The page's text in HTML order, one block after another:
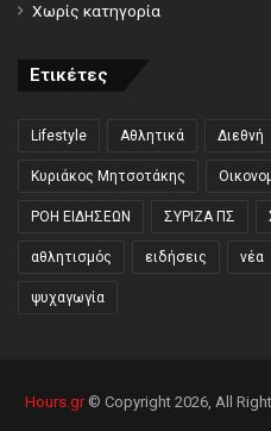
Χωρίς κατηγορία
Ετικέτες
Lifestyle Αθλητικά Διεθνή
Κυριάκος Μητσοτάκης
ΡΟΗ ΕΙΔΗΣΕΩΝ ΣΥΡΙΖΑ ΠΣ
αθλητισμός ειδήσεις νέα
ψυχαγωγία
Hours.gr© Copyright 2026, All